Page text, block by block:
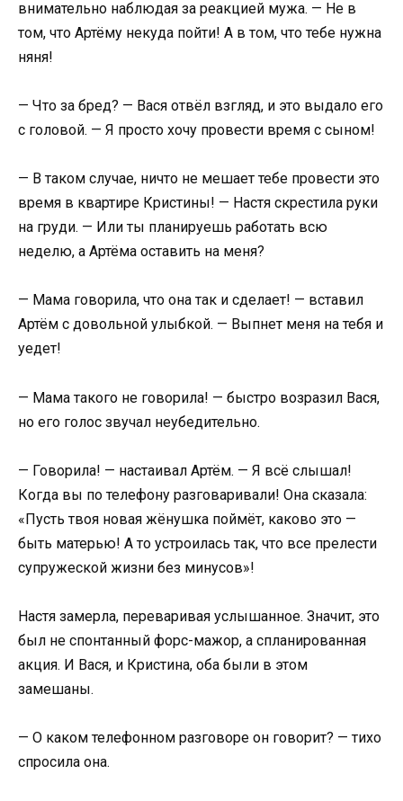
внимательно наблюдая за реакцией мужа. — Не в
том, что Артёму некуда пойти! А в том, что тебе нужна
няня!
— Что за бред? — Вася отвёл взгляд, и это выдало его
с головой. — Я просто хочу провести время с сыном!
— В таком случае, ничто не мешает тебе провести это
время в квартире Кристины! — Настя скрестила руки
на груди. — Или ты планируешь работать всю
неделю, а Артёма оставить на меня?
— Мама говорила, что она так и сделает! — вставил
Артём с довольной улыбкой. — Выпнет меня на тебя и
уедет!
— Мама такого не говорила! — быстро возразил Вася,
но его голос звучал неубедительно.
— Говорила! — настаивал Артём. — Я всё слышал!
Когда вы по телефону разговаривали! Она сказала:
«Пусть твоя новая жёнушка поймёт, каково это —
быть матерью! А то устроилась так, что все прелести
супружеской жизни без минусов»!
Настя замерла, переваривая услышанное. Значит, это
был не спонтанный форс-мажор, а спланированная
акция. И Вася, и Кристина, оба были в этом
замешаны.
— О каком телефонном разговоре он говорит? — тихо
спросила она.